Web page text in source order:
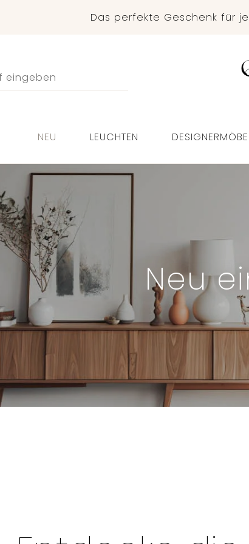
Das perfekte Geschenk für
NEU LEUCHTEN
Neu